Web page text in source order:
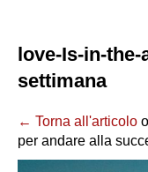
love-Is-in-
settimana
← Torna all'articolo
per andare alla